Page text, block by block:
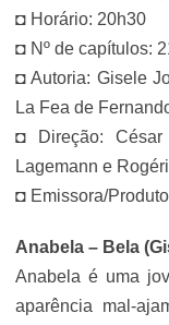
◘ Horário: 20h30
◘ Nº de capítulos:
◘ Autoria: Gisele
La Fea de
◘ Direção: César
Lagemann e
◘ Emissora/
Anabela – Bela
Anabela é uma
aparência mal-